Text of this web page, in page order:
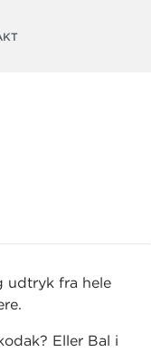
udtryk fra hele
Eller Bal i